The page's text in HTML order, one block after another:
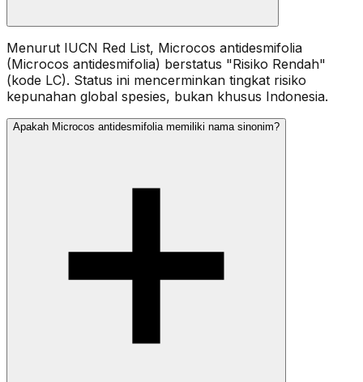
Menurut IUCN Red List, Microcos antidesmifolia
(Microcos antidesmifolia) berstatus "Risiko Rendah"
(kode LC). Status ini mencerminkan tingkat risiko
kepunahan global spesies, bukan khusus Indonesia.
Apakah Microcos antidesmifolia memiliki nama sinonim?